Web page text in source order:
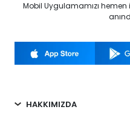
Mobil Uygulamamızı hemen
HAKKIMIZDA